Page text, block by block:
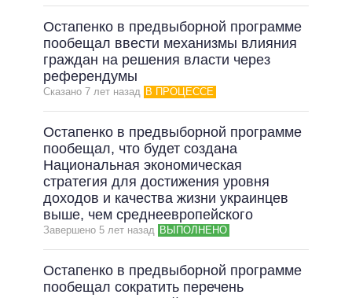
Остапенко в предвыборной программе
пообещал ввести механизмы влияния
граждан на решения власти через
референдумы
Сказано 7 лет назад В ПРОЦЕССЕ
Остапенко в предвыборной программе
пообещал, что будет создана
Национальная экономическая
стратегия для достижения уровня
доходов и качества жизни украинцев
выше, чем среднеевропейского
Завершено 5 лет назад ВЫПОЛНЕНО
Остапенко в предвыборной программе
пообещал сократить перечень